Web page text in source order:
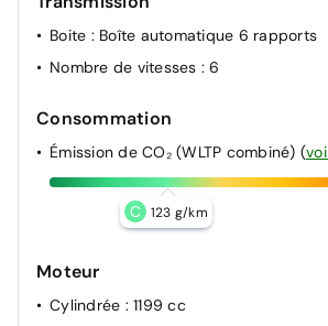
Leve-vitres AR electriques (descente
Leve-vitres AV electriques (descente
Poignees de maintien au rang 2
Recharge sans fil pour smartphone
Repetiteur de clignotant dans le
Sabots AV et AR
Volant Gaine avec decor chrome
Boite : Boîte automatique 6 rapports
Nombre de vitesses : 6
Consommation
Émission de CO₂ (WLTP combiné) (
C 123 g/km
Moteur
Cylindrée : 1199 cc